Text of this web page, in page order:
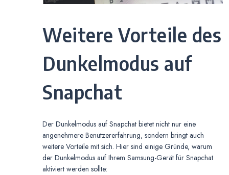
Weitere Vorteile des
Dunkelmodus auf
Snapchat
Der Dunkelmodus auf Snapchat bietet nicht nur eine
angenehmere Benutzererfahrung, sondern bringt auch
weitere Vorteile mit sich. Hier sind einige Gründe, warum
der Dunkelmodus auf Ihrem Samsung-Gerät für Snapchat
aktiviert werden sollte: